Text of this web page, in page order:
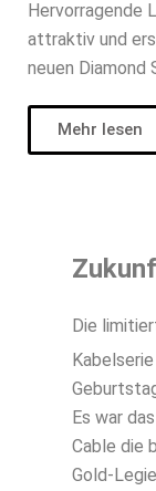
Hervorragende
attraktiv und
neuen Diamond
Mehr lesen
Die
Es war
Cable die
Gold-